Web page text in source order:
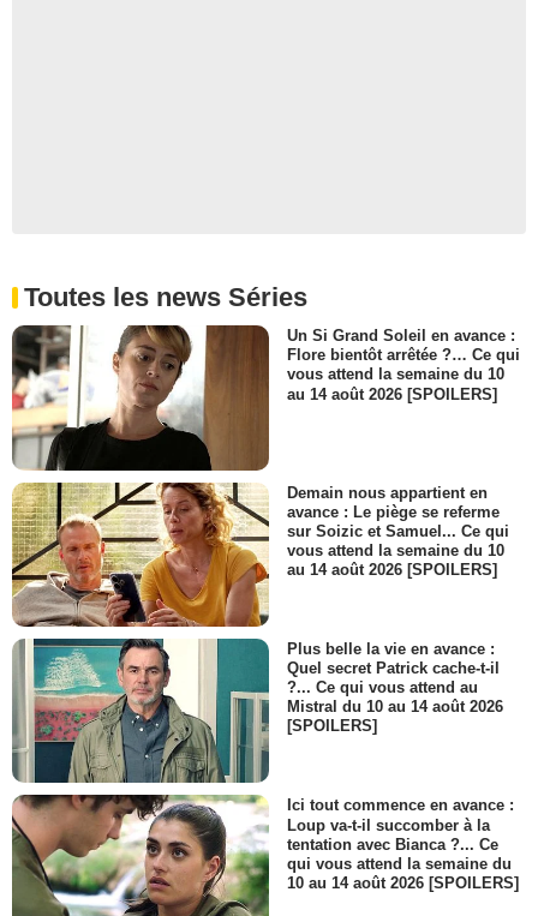
Toutes les news Séries
Un Si Grand Soleil en avance :
Flore bientôt arrêtée ?… Ce qui
vous attend la semaine du 10
au 14 août 2026 [SPOILERS]
Demain nous appartient en
avance : Le piège se referme
sur Soizic et Samuel... Ce qui
vous attend la semaine du 10
au 14 août 2026 [SPOILERS]
Plus belle la vie en avance :
Quel secret Patrick cache-t-il
?... Ce qui vous attend au
Mistral du 10 au 14 août 2026
[SPOILERS]
Ici tout commence en avance :
Loup va-t-il succomber à la
tentation avec Bianca ?... Ce
qui vous attend la semaine du
10 au 14 août 2026 [SPOILERS]